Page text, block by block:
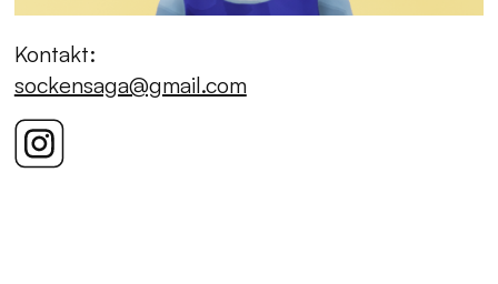
Kontakt:
sockensaga@gmail.com